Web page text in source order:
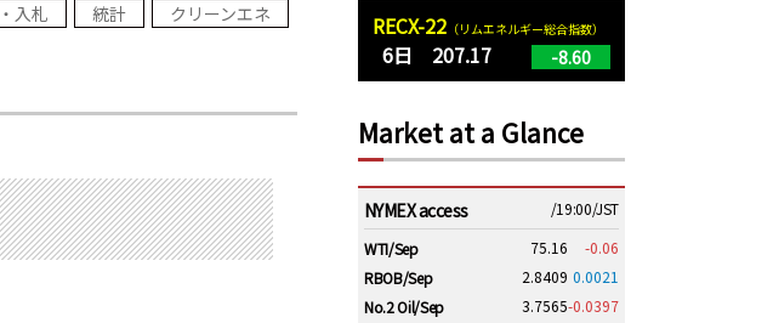
入札 統計 クリーンエネ RECX-22 （リムエネルギー総合指数）
6日 207.17 -8.60
Market at a Glance
NYMEX access
/19:00/JST
WTI/Sep
75.16
-0.06
RBOB/Sep
2.8409 0.0021
No.2 Oil/Sep
3.7565-0.0397